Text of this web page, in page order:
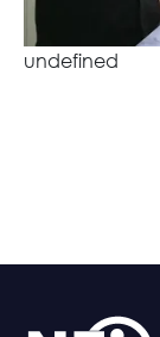
undefined